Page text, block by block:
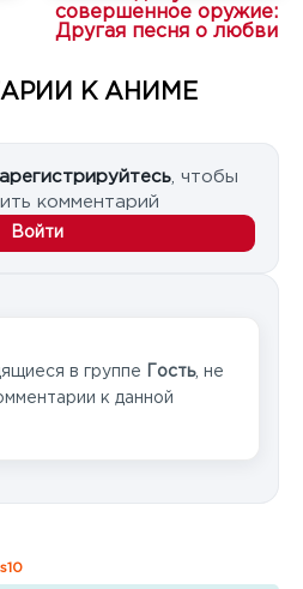
совершенное оружие:
Другая песня о любви
К АНИМЕ
, чтобы
комментарий
Войти
в группе Гость, не
к данной